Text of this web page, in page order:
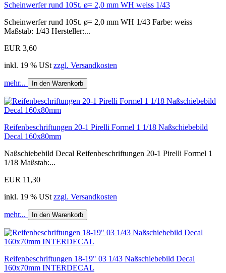
Scheinwerfer rund 10St. ø= 2,0 mm WH weiss 1/43
Scheinwerfer rund 10St. ø= 2,0 mm WH 1/43 Farbe: weiss
Maßstab: 1/43 Hersteller:...
EUR 3,60
inkl. 19 % USt zzgl. Versandkosten
mehr... In den Warenkorb
Reifenbeschriftungen 20-1 Pirelli Formel 1 1/18 Naßschiebebild
Decal 160x80mm
Naßschiebebild Decal Reifenbeschriftungen 20-1 Pirelli Formel 1
1/18 Maßstab:...
EUR 11,30
inkl. 19 % USt zzgl. Versandkosten
mehr... In den Warenkorb
Reifenbeschriftungen 18-19" 03 1/43 Naßschiebebild Decal
160x70mm INTERDECAL